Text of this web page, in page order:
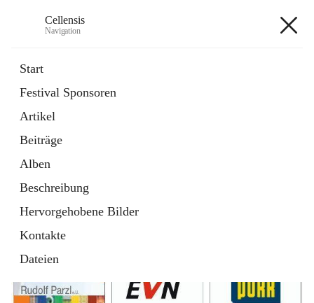
Cellensis
Navigation
Start
Festival Sponsoren
Artikel
Beiträge
Alben
Beschreibung
Hervorgehobene Bilder
Kontakte
Dateien
Festival Sponsoren